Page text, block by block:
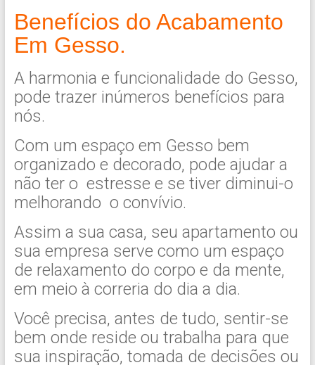
Benefícios do Acabamento
Em Gesso.
A harmonia e funcionalidade do Gesso,
pode trazer inúmeros benefícios para
nós.
Com um espaço em Gesso bem
organizado e decorado, pode ajudar a
não ter o estresse e se tiver diminui-o
melhorando o convívio.
Assim a sua casa, seu apartamento ou
sua empresa serve como um espaço
de relaxamento do corpo e da mente,
em meio à correria do dia a dia.
Você precisa, antes de tudo, sentir-se
bem onde reside ou trabalha para que
sua inspiração, tomada de decisões ou